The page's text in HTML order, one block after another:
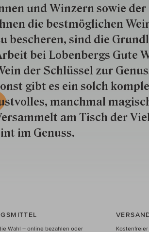
und Win­zern so­wie
die best­mög­lich­en
besche­ren, sind die
bei Lobenbergs Gute
der Schlüs­sel zur
gibt es ein solch
manchmal
am Tisch der
im Genuss.
Wahl – online bezahlen oder
Kostenfreier